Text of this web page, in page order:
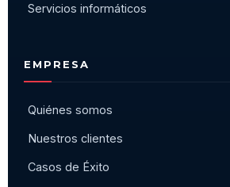
Servicios informáticos
EMPRESA
Quiénes somos
Nuestros clientes
Casos de Éxito